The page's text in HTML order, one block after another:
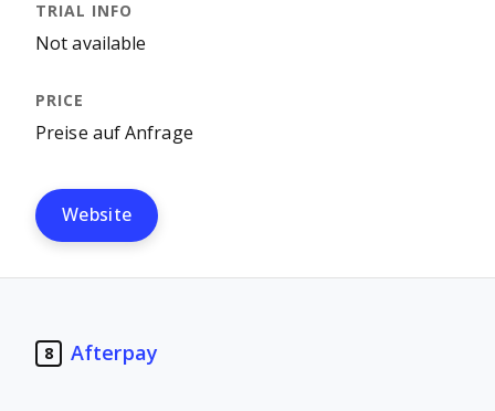
Not available
Preise auf Anfrage
Website
8 Afterpay